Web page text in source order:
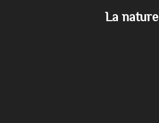
La nature